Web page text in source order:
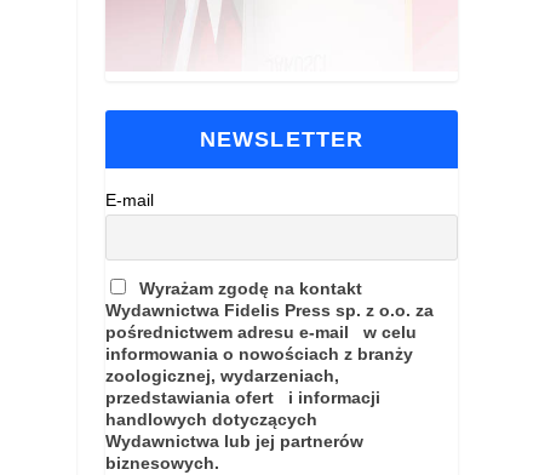
NEWSLETTER
E-mail
Wyrażam zgodę na kontakt
Wydawnictwa Fidelis Press sp. z o.o. za
pośrednictwem adresu e-mail w celu
informowania o nowościach z branży
zoologicznej, wydarzeniach,
przedstawiania ofert i informacji
handlowych dotyczących
Wydawnictwa lub jej partnerów
biznesowych.